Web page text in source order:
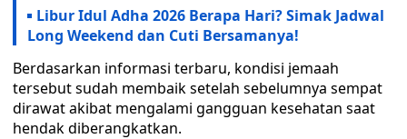
Libur Idul Adha 2026 Berapa Hari? Simak Jadwal
Long Weekend dan Cuti Bersamanya!
Berdasarkan informasi terbaru, kondisi jemaah
tersebut sudah membaik setelah sebelumnya sempat
dirawat akibat mengalami gangguan kesehatan saat
hendak diberangkatkan.